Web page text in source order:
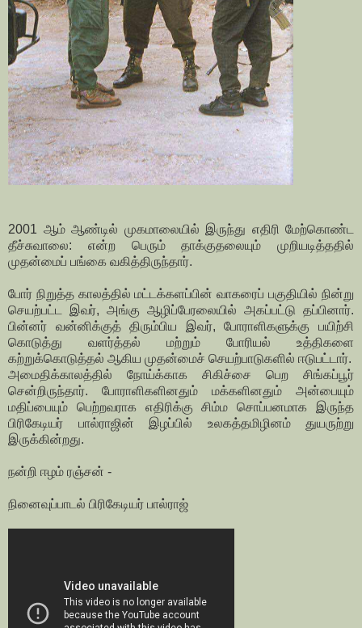
2001 ஆம் ஆண்டில் முகமாலையில் இருந்து எதிரி மேற்கொண்ட
தீச்சுவாலை: என்ற பெரும் தாக்குதலையும் முறியடித்ததில்
முதன்மைப் பங்கை வகித்திருந்தார்.
போர் நிறுத்த காலத்தில் மட்டக்களப்பின் வாகரைப் பகுதியில் நின்று
செயற்பட்ட இவர், அங்கு ஆழிப்பேரலையில் அகப்பட்டு தப்பினார்.
பின்னர் வன்னிக்குத் திரும்பிய இவர், போராளிகளுக்கு பயிற்சி
கொடுத்து வளர்த்தல் மற்றும் போரியல் உத்திகளை
கற்றுக்கொடுத்தல் ஆகிய முதன்மைச் செயற்பாடுகளில் ஈடுபட்டார்.
அமைதிக்காலத்தில் நோய்க்காக சிகிச்சை பெற சிங்கப்பூர்
சென்றிருந்தார். போராளிகளினதும் மக்களினதும் அன்பையும்
மதிப்பையும் பெற்றவராக எதிரிக்கு சிம்ம சொப்பனமாக இருந்த
பிரிகேடியர் பால்ராஜின் இழப்பில் உலகத்தமிழினம் துயருற்று
இருக்கின்றது.
நன்றி ஈழம் ரஞ்சன் -
நினைவுப்பாடல் பிரிகேடியர் பால்ராஜ்